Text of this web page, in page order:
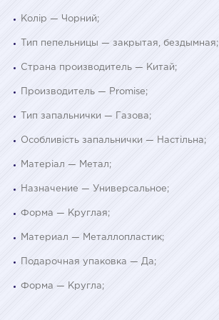
Колір — Чорний;
Тип пепельницы — закрытая, бездымная;
Страна производитель — Китай;
Производитель — Promise;
Тип запальнички — Газова;
Особливість запальнички — Настільна;
Матеріал — Метал;
Назначение — Универсальное;
Форма — Круглая;
Материал — Металлопластик;
Подарочная упаковка — Да;
Форма — Кругла;